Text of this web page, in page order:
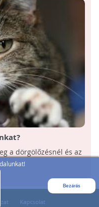
Bezárás
a dörgölőzésnél és az